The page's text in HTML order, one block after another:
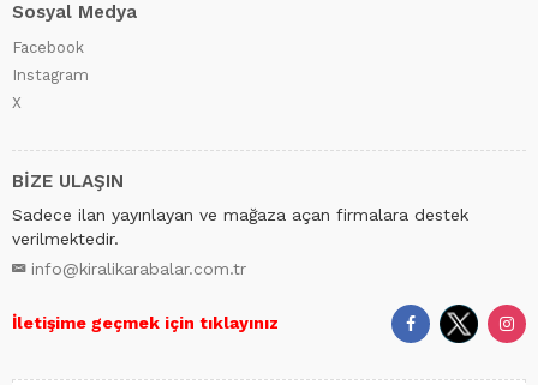
Sosyal Medya
Facebook
Instagram
X
BİZE ULAŞIN
Sadece ilan yayınlayan ve mağaza açan firmalara destek
verilmektedir.
info@kiralikarabalar.com.tr
İletişime geçmek için tıklayınız